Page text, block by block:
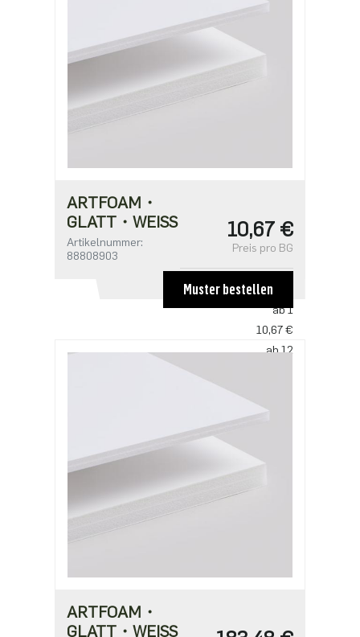
ARTFOAM・
GLATT・WEISS
Artikelnummer:
88808903
10,67 €
Preis pro BG
STAFFELPREISE
ab 1
10,67 €
ab 12
Muster bestellen
ARTFOAM・
GLATT・WEISS